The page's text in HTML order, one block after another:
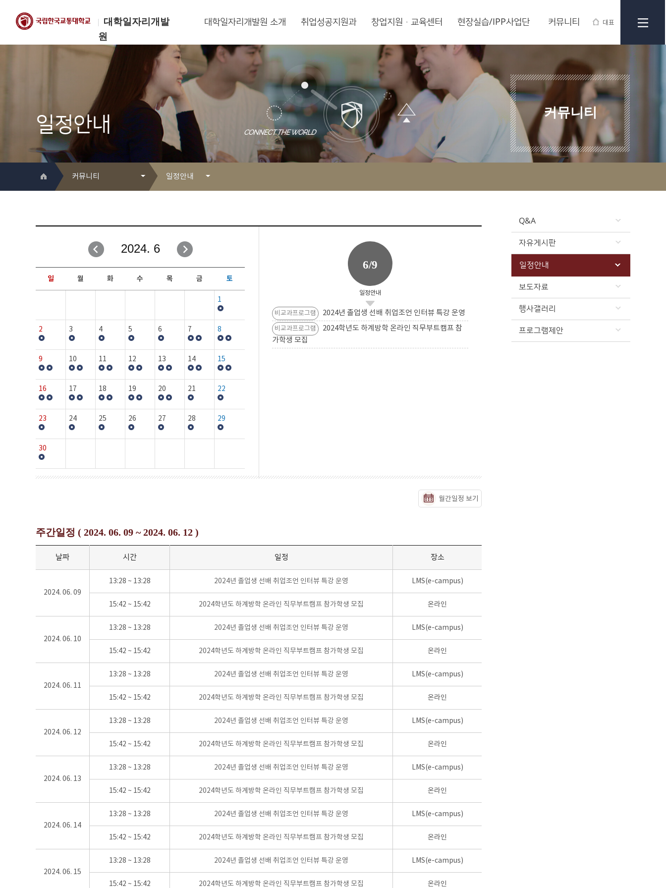
대학일자리개발
원
대표
한국교통대학교
대학일자리개발원
대학일자리개발원 소개 취업성공지원과 창업지원·교육센터 현장실습/IPP사업단 커뮤니티
일정안내
커뮤니티
커뮤니티
취업성공지원과
창업지원·교육센터
현장실습/IPP사업단
커뮤니티
일정안내
자유게시판
일정안내
보도자료
행사갤러리
Q&A
자유게시판
일정안내
보도자료
행사갤러리
프로그램제안
2024. 6
일 월 화 수 목 금 토
1
2 3 4 5 6 7 8
9 10 11 12 13 14 15
16 17 18 19 20 21 22
23 24 25 26 27 28 29
30
6/9
일정안내
비교과프로그램 2024년 졸업생 선배 취업조언 인터뷰 특강 운영
비교과프로그램
2024학년도 하계방학 온라인 직무부트캠프 참
가학생 모집
월간일정 보기
주간일정 ( 2024. 06. 09 ~ 2024. 06. 12 )
날짜 시간 일정 장소
2024. 06. 09
13:28 ~ 13:28 2024년 졸업생 선배 취업조언 인터뷰 특강 운영 LMS(e-campus)
15:42 ~ 15:42 2024학년도 하계방학 온라인 직무부트캠프 참가학생 모집 온라인
2024. 06. 10
13:28 ~ 13:28 2024년 졸업생 선배 취업조언 인터뷰 특강 운영 LMS(e-campus)
15:42 ~ 15:42 2024학년도 하계방학 온라인 직무부트캠프 참가학생 모집 온라인
2024. 06. 11
13:28 ~ 13:28 2024년 졸업생 선배 취업조언 인터뷰 특강 운영 LMS(e-campus)
15:42 ~ 15:42 2024학년도 하계방학 온라인 직무부트캠프 참가학생 모집 온라인
2024. 06. 12
13:28 ~ 13:28 2024년 졸업생 선배 취업조언 인터뷰 특강 운영 LMS(e-campus)
15:42 ~ 15:42 2024학년도 하계방학 온라인 직무부트캠프 참가학생 모집 온라인
2024. 06. 13
13:28 ~ 13:28 2024년 졸업생 선배 취업조언 인터뷰 특강 운영 LMS(e-campus)
15:42 ~ 15:42 2024학년도 하계방학 온라인 직무부트캠프 참가학생 모집 온라인
2024. 06. 14
13:28 ~ 13:28 2024년 졸업생 선배 취업조언 인터뷰 특강 운영 LMS(e-campus)
15:42 ~ 15:42 2024학년도 하계방학 온라인 직무부트캠프 참가학생 모집 온라인
2024. 06. 15
13:28 ~ 13:28 2024년 졸업생 선배 취업조언 인터뷰 특강 운영 LMS(e-campus)
15:42 ~ 15:42 2024학년도 하계방학 온라인 직무부트캠프 참가학생 모집 온라인